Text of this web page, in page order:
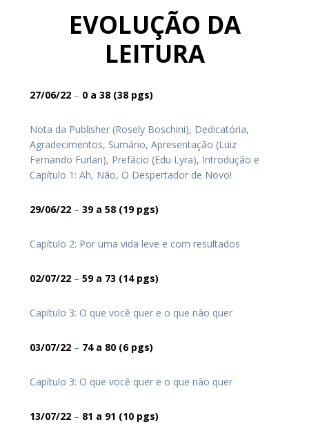
EVOLUÇÃO DA
LEITURA
27/06/22 – 0 a 38 (38 pgs)
Nota da Publisher (Rosely Boschini), Dedicatória,
Agradecimentos, Sumário, Apresentação (Luiz
Fernando Furlan), Prefácio (Edu Lyra), Introdução e
Capítulo 1: Ah, Não, O Despertador de Novo!
29/06/22 – 39 a 58 (19 pgs)
Capítulo 2: Por uma vida leve e com resultados
02/07/22 – 59 a 73 (14 pgs)
Capítulo 3: O que você quer e o que não quer
03/07/22 – 74 a 80 (6 pgs)
Capítulo 3: O que você quer e o que não quer
13/07/22 – 81 a 91 (10 pgs)